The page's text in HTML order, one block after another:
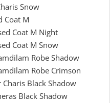
Snow
Coat M
Coat M Night
Coat M Snow
Robe Shadow
Robe Crimson
Black Shadow
Black Shadow